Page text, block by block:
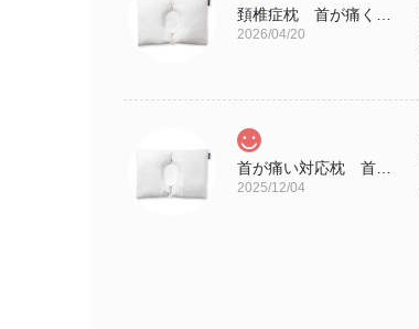
2026/04/20
2025/12/04